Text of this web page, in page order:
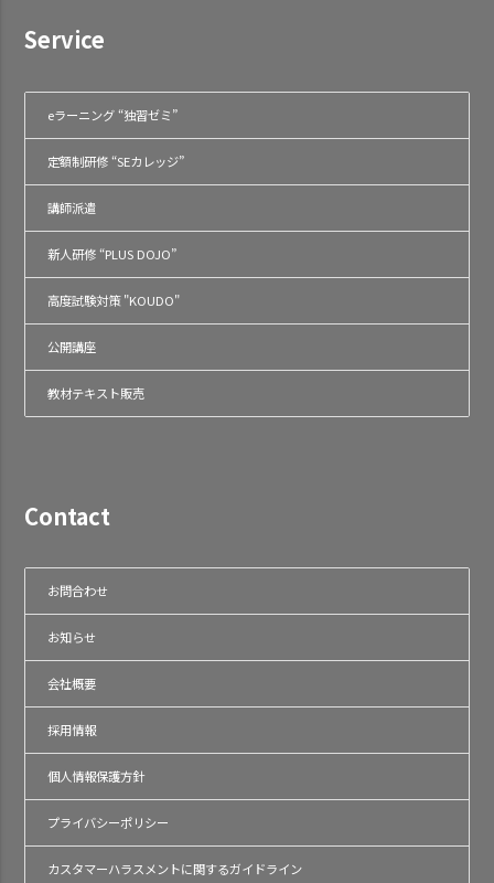
Service
eラーニング “独習ゼミ”
定額制研修 “SEカレッジ”
講師派遣
新人研修 “PLUS DOJO”
高度試験対策 "KOUDO"
公開講座
教材テキスト販売
Contact
お問合わせ
お知らせ
会社概要
採用情報
個人情報保護方針
プライバシーポリシー
カスタマーハラスメントに関するガイドライン